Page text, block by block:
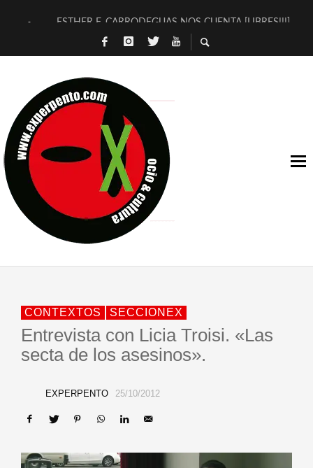
ESTHER F. CARRODEGUAS NOS CUENTA [LIBRES!!!]
[TERRA DE GUAPES] DE SANDRA MONFORT
TIMBRE 4, LA ESCUELA DEL DIRECTOR TEATRAL CLAUDIO
30 AÑOS (NO ES NADA) DE LA KATARSIS DEL TOMATAZO
MILITARES JUDÍAS EN #EXVITA
D’BALDOMEROS REINVENTAN [BITÁCORA 3.0] EN EXVITA
MARSHALL FLASH PRESENTA EN EXVITA [RELATIVA
JOFRE BARDAGÍ EN EXVITA INTERPRETANDO A SERRAT
CONTEXTOS SECCIONEX
Entrevista con Licia Troisi. «Las
secta de los asesinos».
EXPERPENTO 25/10/2012